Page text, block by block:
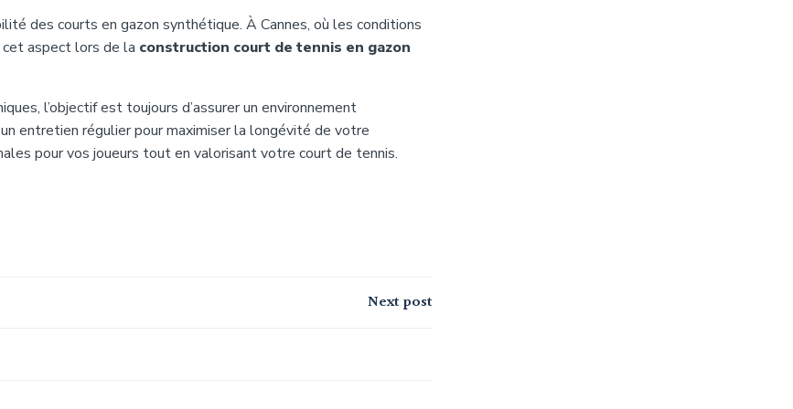
des courts en gazon synthétique. À Cannes, où les conditions
aspect lors de la construction court de tennis en gazon
l’objectif est toujours d’assurer un environnement
entretien régulier pour maximiser la longévité de votre
pour vos joueurs tout en valorisant votre court de tennis.
Next post